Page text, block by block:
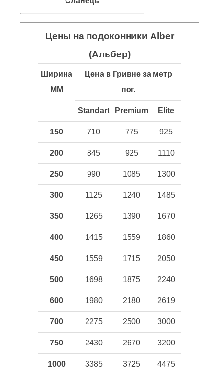
Цены на подоконники Alber
(Альбер)
Ширина
ММ
Цена в Гривне за метр
пог.
Standart Premium Elite
150 710 775 925
200 845 925 1110
250 990 1085 1300
300 1125 1240 1485
350 1265 1390 1670
400 1415 1559 1860
450 1559 1715 2050
500 1698 1875 2240
600 1980 2180 2619
700 2275 2500 3000
750 2430 2670 3200
1000 3385 3725 4475